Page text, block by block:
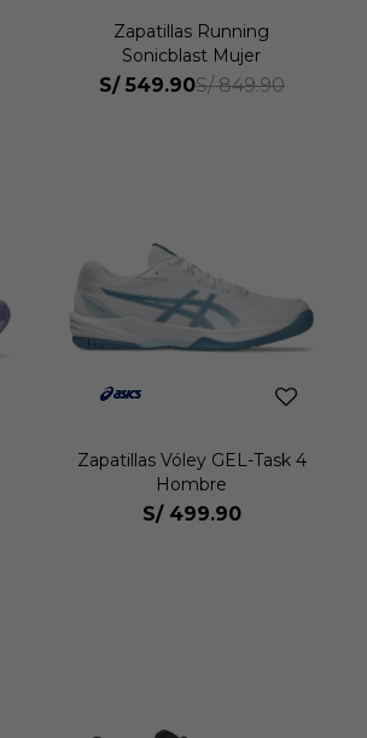
Zapatillas Running
Sonicblast Mujer
S/ 549.90S/ 849.90
Zapatillas Vóley GEL-Task 4
Hombre
S/ 499.90